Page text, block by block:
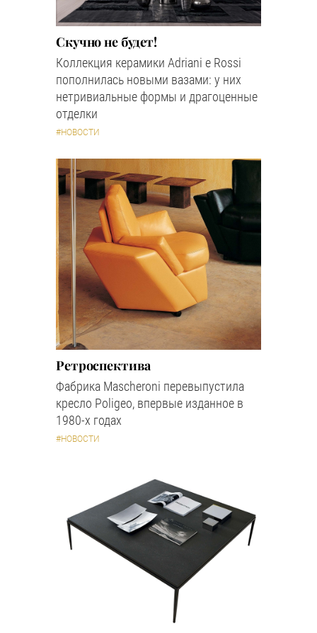
Скучно не будет!
Коллекция керамики Adriani e Rossi
пополнилась новыми вазами: у них
нетривиальные формы и драгоценные
отделки
#НОВОСТИ
Ретроспектива
Фабрика Mascheroni перевыпустила
кресло Poligeo, впервые изданное в
1980-х годах
#НОВОСТИ